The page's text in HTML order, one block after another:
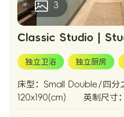
3
Classic Studio |
独立卫浴 独立厨房
床型：Small Double/四分
120x190(cm)
英制尺寸